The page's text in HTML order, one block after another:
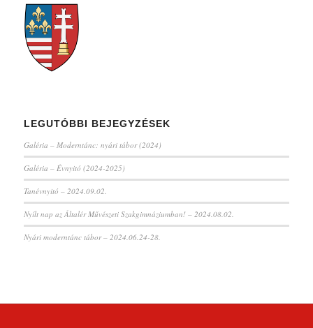
LEGUTÓBBI BEJEGYZÉSEK
Galéria – Moderntánc: nyári tábor (2024)
Galéria – Évnyitó (2024-2025)
Tanévnyitó – 2024.09.02.
Nyílt nap az Általér Művészeti Szakgimnáziumban! – 2024.08.02.
Nyári moderntánc tábor – 2024.06.24-28.